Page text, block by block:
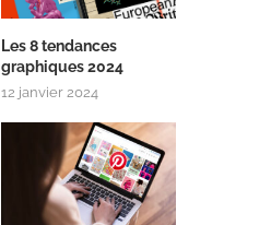
Les 8 tendances
graphiques 2024
12 janvier 2024